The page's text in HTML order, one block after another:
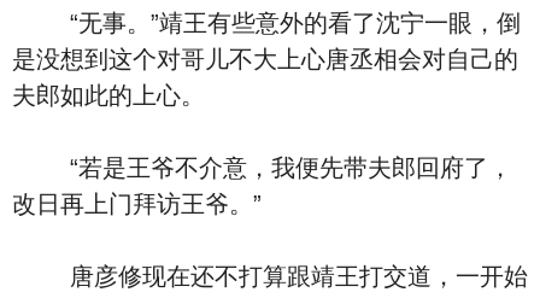
“无事。”靖王有些意外的看了沈宁一眼，倒
是没想到这个对哥儿不大上心唐丞相会对自己的
夫郎如此的上心。
“若是王爷不介意，我便先带夫郎回府了，
改日再上门拜访王爷。”
唐彦修现在还不打算跟靖王打交道，一开始